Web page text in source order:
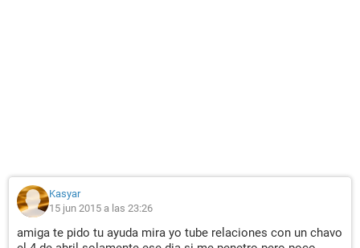
Kasyar
15 jun 2015 a las 23:26
amiga te pido tu ayuda mira yo tube relaciones con un chavo